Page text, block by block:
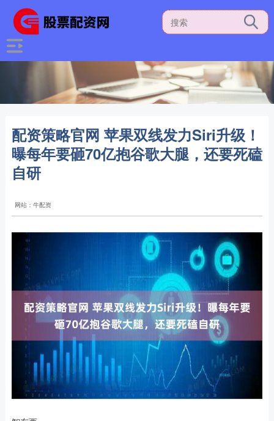
配资策略官网 苹果双线发力Siri升级！
曝每年要砸70亿抱谷歌大腿，还要死磕
自研
网站：牛配资